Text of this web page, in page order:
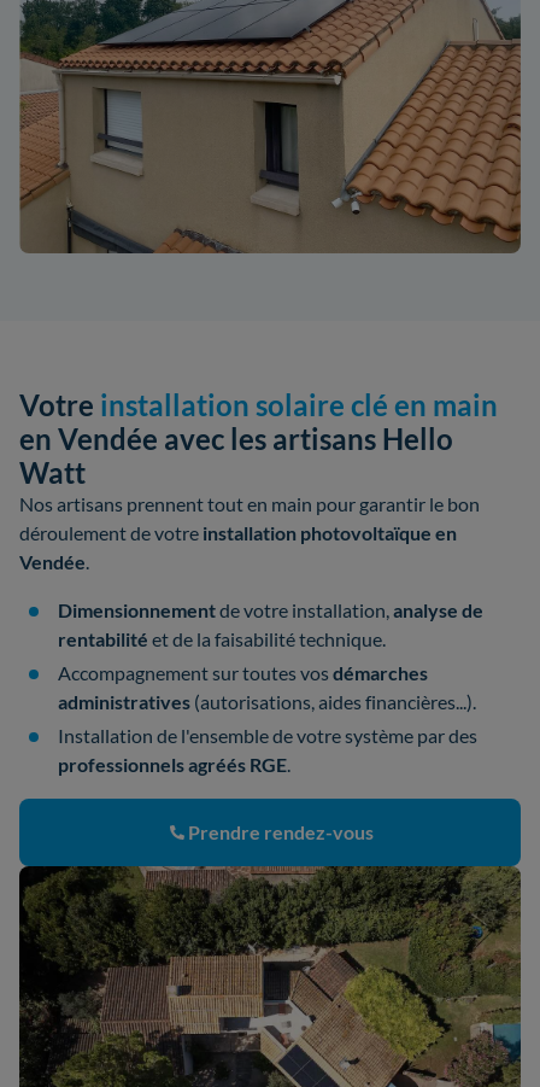
Votre installation solaire clé en main
en Vendée avec les artisans Hello
Watt
Nos artisans prennent tout en main pour garantir le bon
déroulement de votre installation photovoltaïque en
Vendée
Dimensionnementde votre installation, analyse de
rentabilité et de la faisabilité technique.
Accompagnement sur toutes vosdémarches
administratives (autorisations, aides financières...).
Installation de l'ensemble de votre système par des
professionnels agréés RGE
Prendre rendez-vous